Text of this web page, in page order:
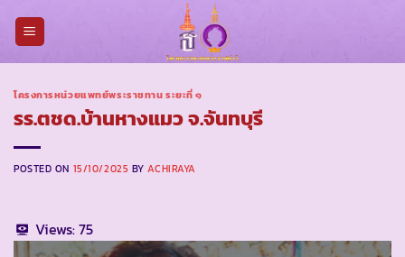
โครงการหน่วยแพทย์พระราชทาน ระยะที่ ๑
รร.ตชด.บ้านหางแมว จ.จันทบุรี
POSTED ON 15/10/2025 BYACHIRAYA
Views:75